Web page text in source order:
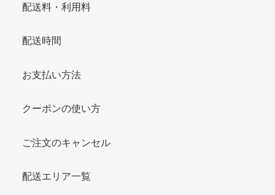
配送料・利用料
配送時間
お支払い方法
クーポンの使い方
ご注文のキャンセル
配送エリア一覧